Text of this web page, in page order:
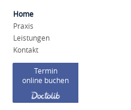
Home
Praxis
Leistungen
Kontakt
Termin
online buchen